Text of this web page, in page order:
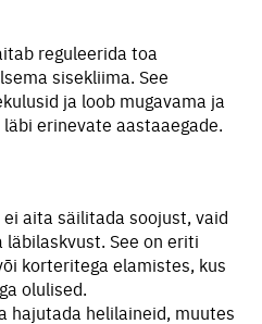
reguleerida toa
sisekliima. See
ja loob mugavama ja
erinevate aastaaegade.
aita säilitada soojust, vaid
läbilaskvust. See on eriti
korteritega elamistes, kus
olulised.
hajutada helilaineid, muutes